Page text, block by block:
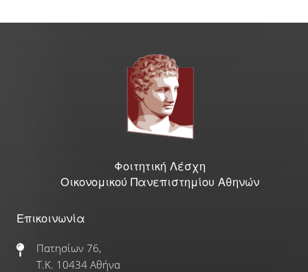
Υποτροφίες
Φοιτητικό Στεγαστικό Επίδομα
Οικονομικές Ενισχύσεις
Ξένες Γλώσσες
Φοιτητική Λέσχη
Οικονομικού Πανεπιστημίου Αθηνών
Επικοινωνία
Πατησίων 76,
Τ.Κ. 10434 Αθήνα